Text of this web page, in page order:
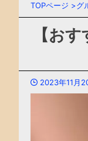
TOPページ >グ
【お
2023年11月